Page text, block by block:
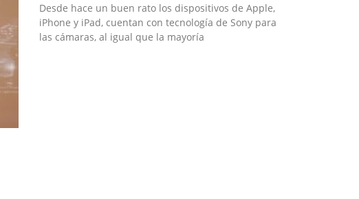
Desde hace un buen rato los dispositivos de Apple,
iPhone y iPad, cuentan con tecnología de Sony para
las cámaras, al igual que la mayoría